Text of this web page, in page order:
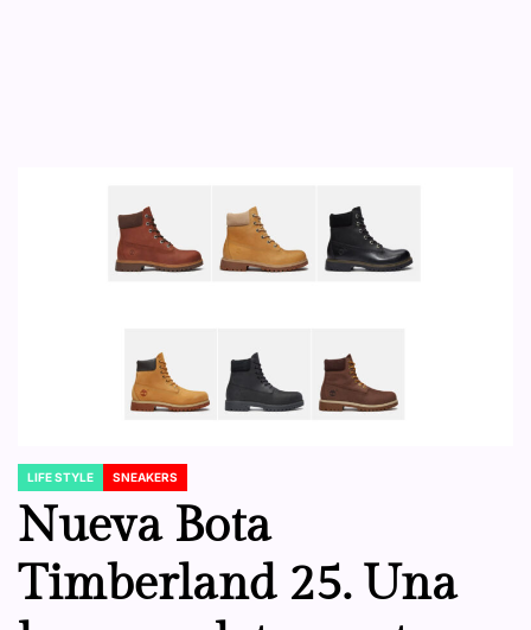
POSTED
IN
LIFE STYLE SNEAKERS
Nueva Bota
Timberland 25. Una